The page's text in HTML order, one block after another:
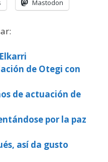
Mastodon
de Otegi con
de actuación de
por la paz
así da gusto